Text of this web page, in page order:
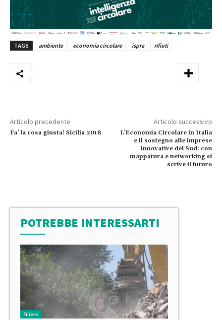
TAGS ambiente economia circolare ispra rifiuti
Articolo precedente
Fa’ la cosa giusta! Sicilia 2018
Articolo successivo
L’Economia Circolare in Italia
e il sostegno alle imprese
innovative del Sud: con
mappatura e networking si
scrive il futuro
POTREBBE INTERESSARTI
Filiere